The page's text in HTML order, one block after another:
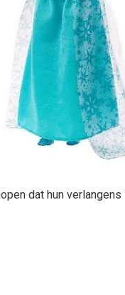
dat hun